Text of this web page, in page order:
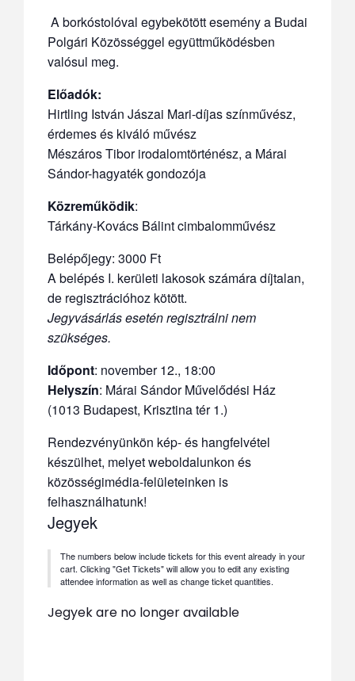
A borkóstolóval egybekötött esemény a Budai
Polgári Közösséggel együttműködésben
valósul meg.
Előadók:
Hirtling István Jászai Mari-díjas színművész,
érdemes és kiváló művész
Mészáros Tibor irodalomtörténész, a Márai
Sándor-hagyaték gondozója
Közreműködik:
Tárkány-Kovács Bálint cimbalomművész
Belépőjegy: 3000 Ft
A belépés I. kerületi lakosok számára díjtalan,
de regisztrációhoz kötött.
Jegyvásárlás esetén regisztrálni nem
szükséges.
Időpont: november 12., 18:00
Helyszín: Márai Sándor Művelődési Ház
(1013 Budapest, Krisztina tér 1.)
Rendezvényünkön kép- és hangfelvétel
készülhet, melyet weboldalunkon és
közösségimédia-felületeinken is
felhasználhatunk!
Jegyek
The numbers below include tickets for this event already in your
cart. Clicking "Get Tickets" will allow you to edit any existing
attendee information as well as change ticket quantities.
Jegyek are no longer available